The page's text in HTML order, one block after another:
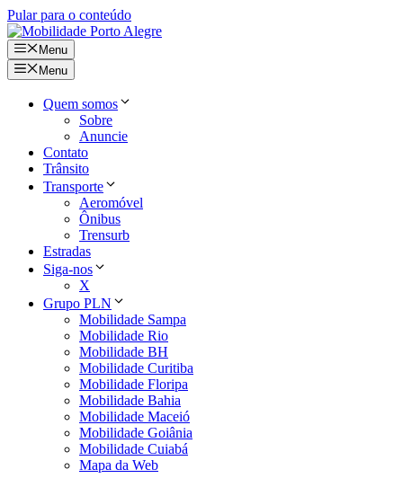
Pular para o conteúdo
Menu
Menu
Quem somos
Sobre
Anuncie
Contato
Trânsito
Transporte
Aeromóvel
Ônibus
Trensurb
Estradas
Siga-nos
X
Grupo PLN
Mobilidade Sampa
Mobilidade Rio
Mobilidade BH
Mobilidade Curitiba
Mobilidade Floripa
Mobilidade Bahia
Mobilidade Maceió
Mobilidade Goiânia
Mobilidade Cuiabá
Mapa da Web